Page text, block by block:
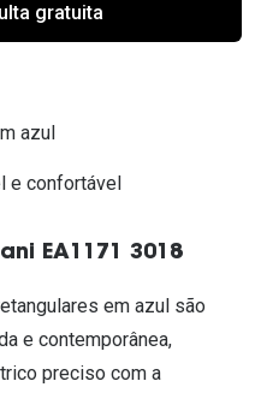
gratuita
azul
e confortável
EA1171 3018
em azul são
e contemporânea,
preciso com a